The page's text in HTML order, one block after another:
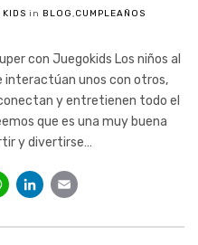
in BLOG,CUMPLEAÑOS
con Juegokids Los niños al
interactúan unos con otros,
y entretienen todo el
que es una muy buena
y divertirse…
WhatsApp
LinkedIn